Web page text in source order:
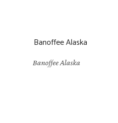
Banoffee Alaska